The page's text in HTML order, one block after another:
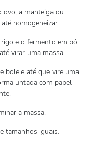
ovo, a manteiga ou
homogeneizar.
e o fermento em pó
virar uma massa.
boleie até que vire uma
untada com papel
a massa.
tamanhos iguais.